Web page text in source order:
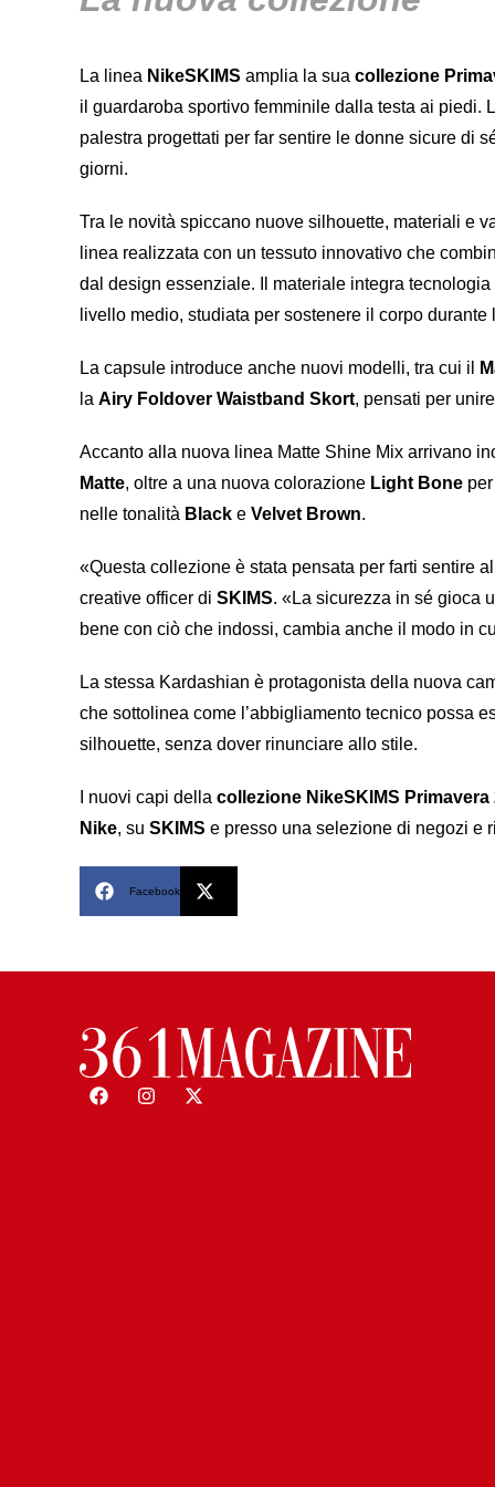
La linea NikeSKIMS amplia la sua collezione
il guardaroba sportivo femminile dalla testa ai piedi.
palestra progettati per far sentire le donne sicure di
giorni.
Tra le novità spiccano nuove silhouette, materiali e
linea realizzata con un tessuto innovativo che
dal design essenziale. Il materiale integra
livello medio, studiata per sostenere il corpo durante
La capsule introduce anche nuovi modelli, tra cui il
la Airy Foldover Waistband Skort, pensati per
Accanto alla nuova linea Matte Shine Mix arrivano
Matte, oltre a una nuova colorazione Light Bone
nelle tonalità Black e Velvet Brown.
«Questa collezione è stata pensata per farti sentire
creative officer di SKIMS. «La sicurezza in sé gioca
bene con ciò che indossi, cambia anche il modo in
La stessa Kardashian è protagonista della nuova
che sottolinea come l’abbigliamento tecnico possa
silhouette, senza dover rinunciare allo stile.
I nuovi capi della collezione NikeSKIMS Primavera
Nike, su SKIMS e presso una selezione di negozi e
Facebook